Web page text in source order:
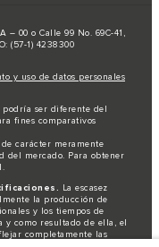
– 00 o Calle 99 No. 69C-41,
(57-1) 4238300
y uso de datos personales
ser diferente del
fines comparativos
carácter meramente
mercado. Para obtener
La escasez
la producción de
y los tiempos de
y como resultado de ella, el
completamente las